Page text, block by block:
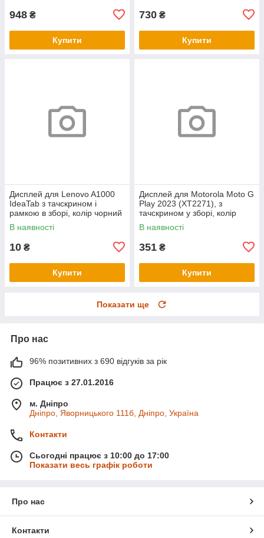
948 ₴
Купити
730 ₴
Купити
Дисплей для Lenovo A1000
IdeaTab з тачскрином і
рамкою в зборі, колір чорний
В наявності
10 ₴
Купити
Дисплей для Motorola Moto G
Play 2023 (XT2271), з
тачскрином у зборі, колір
чорний
В наявності
351 ₴
Купити
Показати ще
Про нас
96% позитивних з 690 відгуків за рік
Працює з 27.01.2016
м. Дніпро
Дніпро, Яворницького 111б, Дніпро, Україна
Контакти
Сьогодні працює з 10:00 до 17:00
Показати весь графік роботи
Про нас
Контакти